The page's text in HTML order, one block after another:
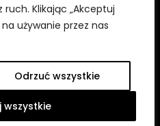
Klikając „Akceptuj
używanie przez nas
Odrzuć wszystkie
wszystkie
ⓒ Flooren 2026
przez Hypercon.pl